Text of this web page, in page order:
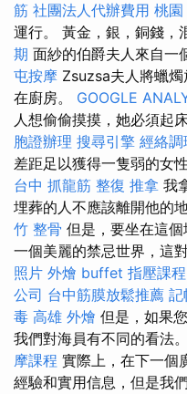
筋 社團法人代辦費用 桃
運行。 黃金，銀，銅錢，
期 面紗的伯爵夫人來自一
屯按摩 Zsuzsa夫人將蠟
在廚房。 GOOGLE
人想偷偷摸摸，她必須起
胞證辦理 搜尋引擎 經絡調
差距足以獲得一隻弱的女
台中 抓龍筋 整復 推拿 我
埋葬的人不應該離開他的
竹 整骨 但是，要坐在這
一個美麗的禁忌世界，這
照片 外燴 buffet 指壓課程
公司 台中筋膜放鬆推薦 記
毒 高雄 外燴 但是，如果
我們對海員有不同的看法。
摩課程 實際上，在下一個
經驗和實用信息，但是我